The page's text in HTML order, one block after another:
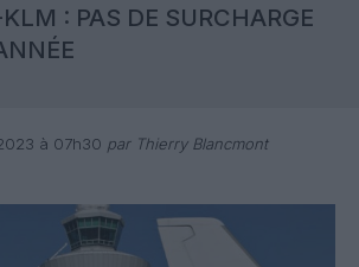
: PAS DE SURCHARGE
à 07h30 par Thierry Blancmont